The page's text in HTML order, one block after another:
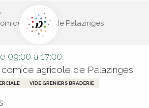
agricole de Palazinges
09:00 à 17:00
agricole de Palazinges
VIDE GRENIERS BRADERIE